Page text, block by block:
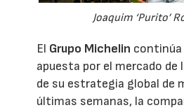
Joaquim ‘Purito’
El Grupo Michelin continúa
apuesta por el mercado
de su estrategia global de
últimas semanas, la